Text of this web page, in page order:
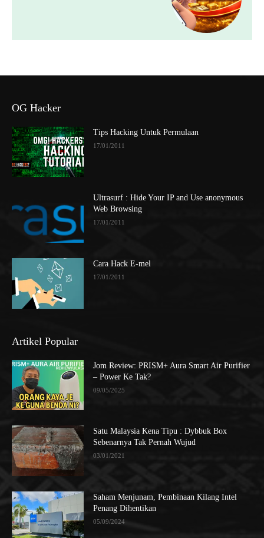
OG Hacker
Tips Hacking Untuk Permulaan
17/01/2011
Ultrasurf : Hide Your IP and Use anonymous
Web Browsing
17/01/2011
Cara Hack E-mel
17/01/2011
Artikel Popular
Jom Review: PRISM+ Aura Smart Air Purifier
– Power Ke Tak?
09/05/2025
Satu Malaysia Kena Tipu : Dybbuk Box
Sebenarnya Tak Pernah Wujud
03/01/2021
Saham Menjunam, Pembinaan Kilang Intel
Penang Dihentikan
05/09/2024